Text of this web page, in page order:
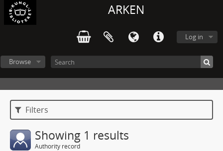
ARKEN
Log in
Browse
Filters
Showing 1 results
Authority record